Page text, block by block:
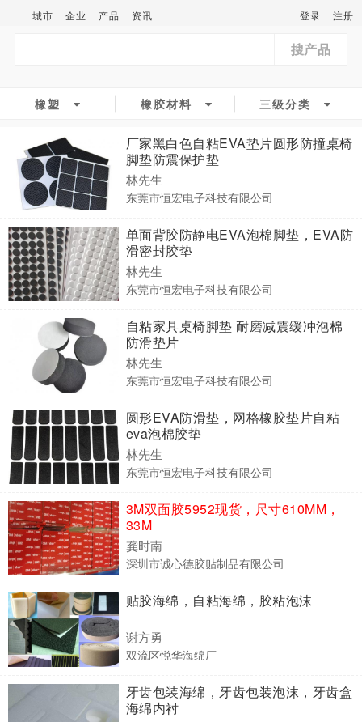
城市 企业 产品 资讯 登录 注册
搜产品
橡塑 橡胶材料 三级分类
厂家黑白色自粘EVA垫片圆形防撞桌椅
脚垫防震保护垫
林先生
东莞市恒宏电子科技有限公司
单面背胶防静电EVA泡棉脚垫，EVA防
滑密封胶垫
林先生
东莞市恒宏电子科技有限公司
自粘家具桌椅脚垫 耐磨减震缓冲泡棉
防滑垫片
林先生
东莞市恒宏电子科技有限公司
圆形EVA防滑垫，网格橡胶垫片自粘
eva泡棉胶垫
林先生
东莞市恒宏电子科技有限公司
3M双面胶5952现货，尺寸610MM，
33M
龚时南
深圳市诚心德胶贴制品有限公司
贴胶海绵，自粘海绵，胶粘泡沫
谢方勇
双流区悦华海绵厂
牙齿包装海绵，牙齿包装泡沫，牙齿盒
海绵内衬